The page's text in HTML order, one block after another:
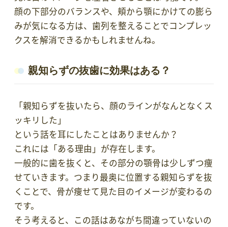
顔の下部分のバランスや、頬から顎にかけての膨ら
みが気になる方は、歯列を整えることでコンプレッ
クスを解消できるかもしれませんね。
親知らずの抜歯に効果はある？
「親知らずを抜いたら、顔のラインがなんとなくス
ッキリした」
という話を耳にしたことはありませんか？
これには「ある理由」が存在します。
一般的に歯を抜くと、その部分の顎骨は少しずつ痩
せていきます。つまり最奥に位置する親知らずを抜
くことで、骨が痩せて見た目のイメージが変わるの
です。
そう考えると、この話はあながち間違っていないの